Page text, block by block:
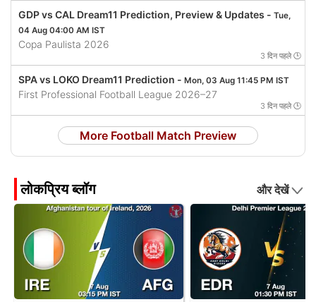
GDP vs CAL Dream11 Prediction, Preview & Updates - Tue,
04 Aug 04:00 AM IST
Copa Paulista 2026
3 दिन पहले 🕒
SPA vs LOKO Dream11 Prediction - Mon, 03 Aug 11:45 PM IST
First Professional Football League 2026–27
3 दिन पहले 🕒
More Football Match Preview
लोकप्रिय ब्लॉग और देखें